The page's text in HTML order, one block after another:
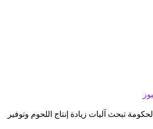
الحكومة تبحث آليات زيادة إنتاج اللحوم وتوفير